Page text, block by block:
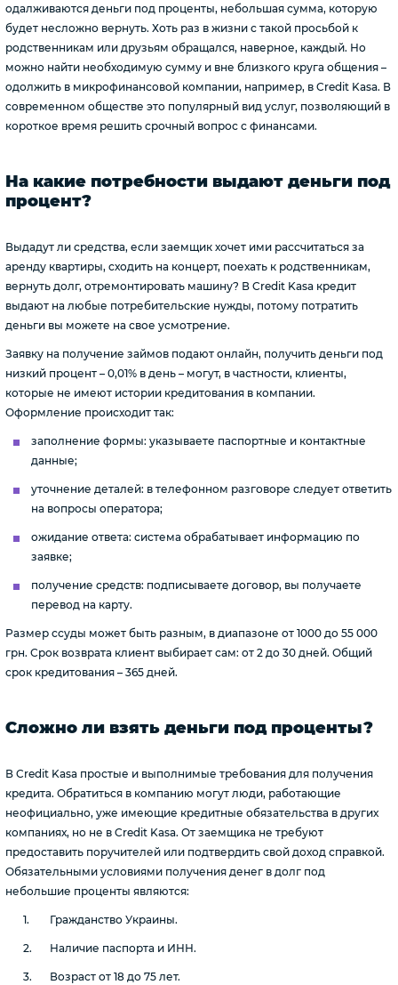
одалживаются деньги под проценты, небольшая сумма, которую
будет несложно вернуть. Хоть раз в жизни с такой просьбой к
родственникам или друзьям обращался, наверное, каждый. Но
можно найти необходимую сумму и вне близкого круга общения –
одолжить в микрофинансовой компании, например, в Credit Kasa. В
современном обществе это популярный вид услуг, позволяющий в
короткое время решить срочный вопрос с финансами.
На какие потребности выдают деньги под
процент?
Выдадут ли средства, если заемщик хочет ими рассчитаться за
аренду квартиры, сходить на концерт, поехать к родственникам,
вернуть долг, отремонтировать машину? В Credit Kasa кредит
выдают на любые потребительские нужды, потому потратить
деньги вы можете на свое усмотрение.
Заявку на получение займов подают онлайн, получить деньги под
низкий процент – 0,01% в день – могут, в частности, клиенты,
которые не имеют истории кредитования в компании.
Оформление происходит так:
заполнение формы: указываете паспортные и контактные
данные;
уточнение деталей: в телефонном разговоре следует ответить
на вопросы оператора;
ожидание ответа: система обрабатывает информацию по
заявке;
получение средств: подписываете договор, вы получаете
перевод на карту.
Размер ссуды может быть разным, в диапазоне от 1000 до 55 000
грн. Срок возврата клиент выбирает сам: от 2 до 30 дней. Общий
срок кредитования – 365 дней.
Сложно ли взять деньги под проценты?
В Credit Kasa простые и выполнимые требования для получения
кредита. Обратиться в компанию могут люди, работающие
неофициально, уже имеющие кредитные обязательства в других
компаниях, но не в Credit Kasa. От заемщика не требуют
предоставить поручителей или подтвердить свой доход справкой.
Обязательными условиями получения денег в долг под
небольшие проценты являются:
Гражданство Украины.
Наличие паспорта и ИНН.
Возраст от 18 до 75 лет.